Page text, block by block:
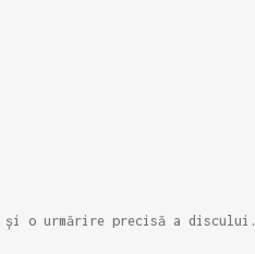
și o urmărire precisă a discului.